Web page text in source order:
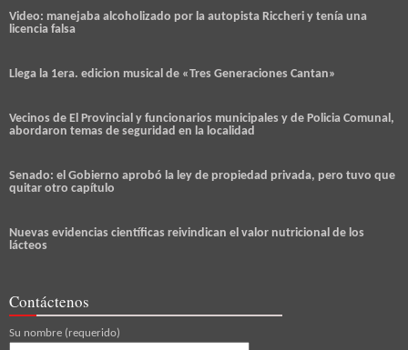
Video: manejaba alcoholizado por la autopista Riccheri y tenía una
licencia falsa
Llega la 1era. edicion musical de «Tres Generaciones Cantan»
Vecinos de El Provincial y funcionarios municipales y de Policia Comunal,
abordaron temas de seguridad en la localidad
Senado: el Gobierno aprobó la ley de propiedad privada, pero tuvo que
quitar otro capítulo
Nuevas evidencias científicas reivindican el valor nutricional de los
lácteos
Contáctenos
Su nombre (requerido)